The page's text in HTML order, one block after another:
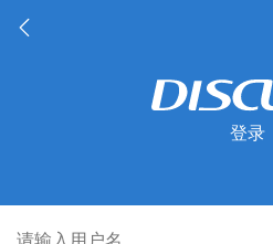
登录